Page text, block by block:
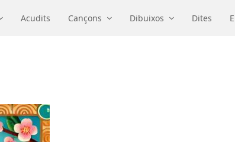
Acudits Cançons Dibuixos Dites